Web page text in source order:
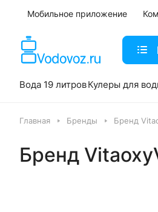
Мобильное приложение
Вода 19 литровКулеры для
Главная Бренды Бренд
Бренд